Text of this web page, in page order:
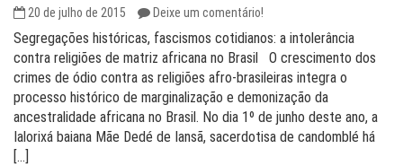
20 de julho de 2015 Deixe um comentário!
Segregações históricas, fascismos cotidianos: a intolerância
contra religiões de matriz africana no Brasil O crescimento dos
crimes de ódio contra as religiões afro-brasileiras integra o
processo histórico de marginalização e demonização da
ancestralidade africana no Brasil. No dia 1º de junho deste ano, a
Ialorixá baiana Mãe Dedé de Iansã, sacerdotisa de candomblé há
[…]